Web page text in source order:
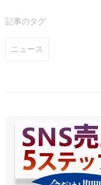
記事のタグ
ニュース